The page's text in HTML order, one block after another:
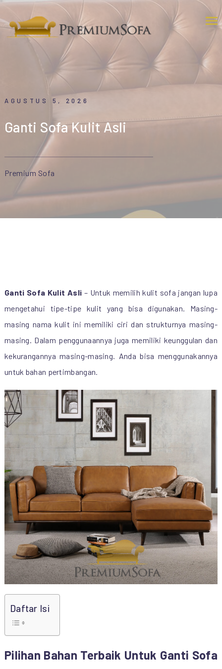
AGUSTUS 5, 2026
Ganti Sofa Kulit Asli
Premium Sofa
Ganti Sofa Kulit Asli – Untuk memilih kulit sofa jangan lupa
mengetahui tipe-tipe kulit yang bisa digunakan. Masing-
masing nama kulit ini memiliki ciri dan strukturnya masing-
masing. Dalam penggunaannya juga memiliki keunggulan dan
kekurangannya masing-masing. Anda bisa menggunakannya
untuk bahan pertimbangan.
Daftar Isi
Pilihan Bahan Terbaik Untuk Ganti Sofa